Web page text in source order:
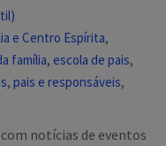
e Centro Espírita,
família, escola de pais,
,pais e responsáveis,
notícias de eventos